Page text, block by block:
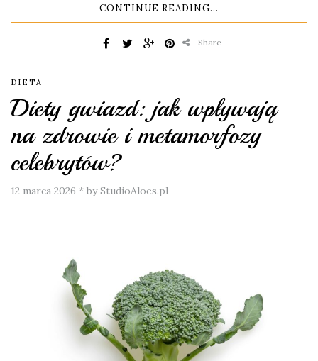
CONTINUE READING...
Share
DIETA
Diety gwiazd: jak wpływają
na zdrowie i metamorfozy
celebrytów?
12 marca 2026 * by StudioAloes.pl